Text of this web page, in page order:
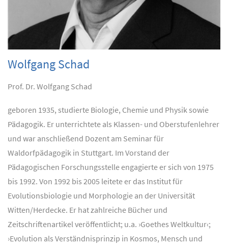
Wolfgang Schad
Prof. Dr. Wolfgang Schad
geboren 1935, studierte Biologie, Chemie und Physik sowie
Pädagogik. Er unterrichtete als Klassen- und Oberstufenlehrer
und war anschließend Dozent am Seminar für
Waldorfpädagogik in Stuttgart. Im Vorstand der
Pädagogischen Forschungsstelle engagierte er sich von 1975
bis 1992. Von 1992 bis 2005 leitete er das Institut für
Evolutionsbiologie und Morphologie an der Universität
Witten/Herdecke. Er hat zahlreiche Bücher und
Zeitschriftenartikel veröffentlicht; u.a. ›Goethes Weltkultur‹;
›Evolution als Verständnisprinzip in Kosmos, Mensch und